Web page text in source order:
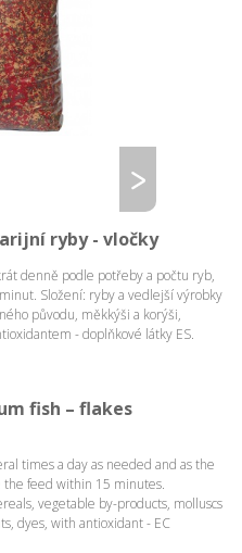
ryby - vločky
denně podle potřeby a počtu ryb,
Složení: ryby a vedlejší výrobky
původu, měkkýši a korýši,
- doplňkové látky ES.
fish – flakes
times a day as needed and as the
the feed within 15 minutes.
vegetable by-products, molluscs
dyes, with antioxidant - EC